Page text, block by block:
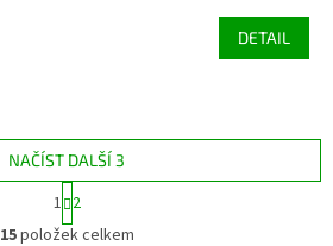
DETAIL
O
NAČÍST DALŠÍ 3
S
t
r
1 2
15položek celkem